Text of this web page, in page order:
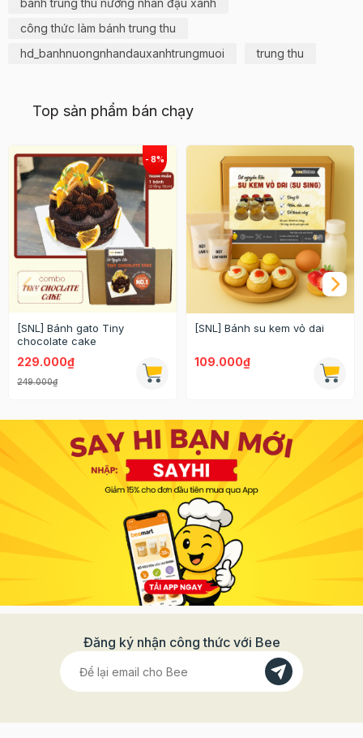
công thức làm bánh trung thu
hd_banhnuongnhandauxanhtrungmuoi
trung thu
Top sản phẩm bán chạy
[SNL] Bánh gato Tiny
chocolate cake
229.000₫
249.000₫
[SNL] Bánh su kem vỏ dai
109.000₫
Đăng ký nhận công thức với Bee